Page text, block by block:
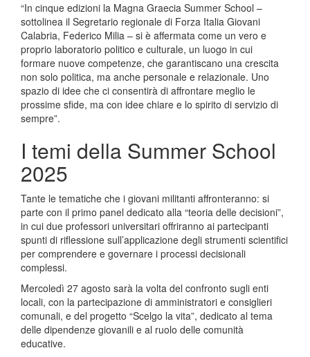
“In cinque edizioni la Magna Graecia Summer School –
sottolinea il Segretario regionale di Forza Italia Giovani
Calabria, Federico Milia – si è affermata come un vero e
proprio laboratorio politico e culturale, un luogo in cui
formare nuove competenze, che garantiscano una crescita
non solo politica, ma anche personale e relazionale. Uno
spazio di idee che ci consentirà di affrontare meglio le
prossime sfide, ma con idee chiare e lo spirito di servizio di
sempre”.
I temi della Summer School
2025
Tante le tematiche che i giovani militanti affronteranno: si
parte con il primo panel dedicato alla “teoria delle decisioni”,
in cui due professori universitari offriranno ai partecipanti
spunti di riflessione sull’applicazione degli strumenti scientifici
per comprendere e governare i processi decisionali
complessi.
Mercoledì 27 agosto sarà la volta del confronto sugli enti
locali, con la partecipazione di amministratori e consiglieri
comunali, e del progetto “Scelgo la vita”, dedicato al tema
delle dipendenze giovanili e al ruolo delle comunità
educative.